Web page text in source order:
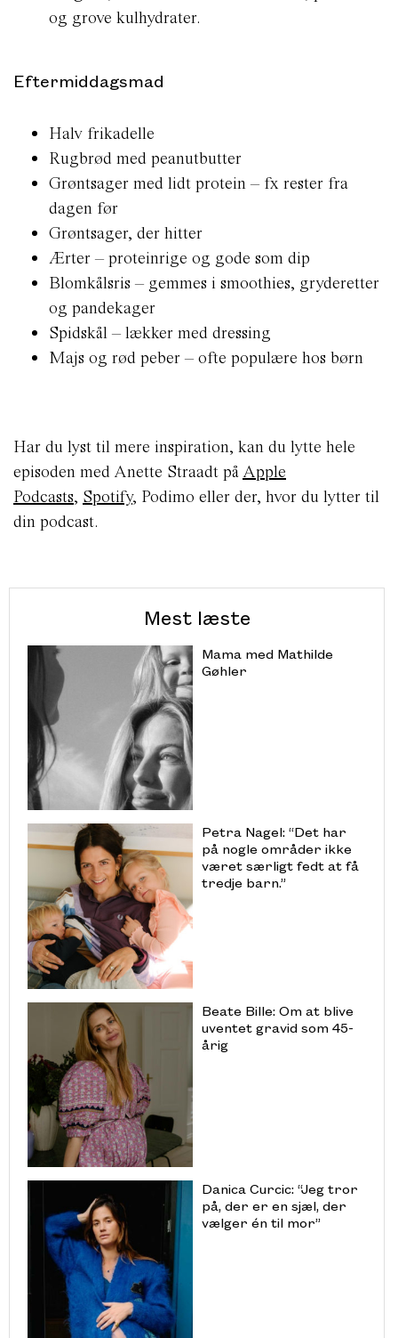
og grove kulhydrater.
Eftermiddagsmad
Halv frikadelle
Rugbrød med peanutbutter
Grøntsager med lidt protein – fx rester fra
dagen før
Grøntsager, der hitter
Ærter – proteinrige og gode som dip
Blomkålsris – gemmes i smoothies, gryderetter
og pandekager
Spidskål – lækker med dressing
Majs og rød peber – ofte populære hos børn
Har du lyst til mere inspiration, kan du lytte hele
episoden med Anette Straadt påApple
Podcasts, Spotify, Podimo eller der, hvor du lytter til
din podcast.
Mest læste
Mama med Mathilde
Gøhler
Petra Nagel: “Det har
på nogle områder ikke
været særligt fedt at få
tredje barn.”
Beate Bille: Om at blive
uventet gravid som 45-
årig
Danica Curcic: “Jeg tror
på, der er en sjæl, der
vælger én til mor”